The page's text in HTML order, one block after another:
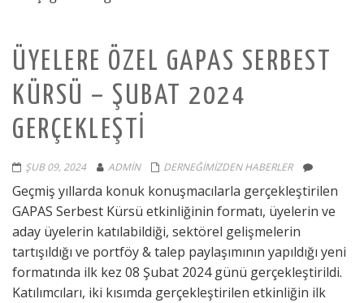
ÜYELERE ÖZEL GAPAS SERBEST
KÜRSÜ – ŞUBAT 2024
GERÇEKLEŞTI
ŞUB 09, 2024 ADMIN DERNEĞIMIZDEN HABERLER
Geçmiş yıllarda konuk konuşmacılarla gerçekleştirilen
GAPAS Serbest Kürsü etkinliğinin formatı, üyelerin ve
aday üyelerin katılabildiği, sektörel gelişmelerin
tartışıldığı ve portföy & talep paylaşımının yapıldığı yeni
formatında ilk kez 08 Şubat 2024 günü gerçekleştirildi.
Katılımcıları, iki kısımda gerçekleştirilen etkinliğin ilk